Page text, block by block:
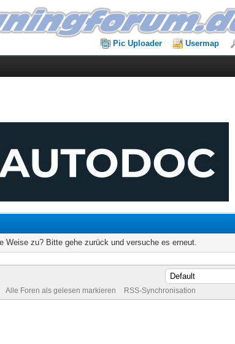
Pic Uploader Usermap
Weise zu? Bitte gehe zurück und versuche es erneut.
Alle Foren als gelesen markieren RSS-Synchronisation